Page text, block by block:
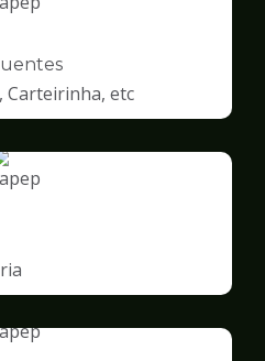
Ilustração
pagina
de
Capep
Carteirinha, etc
Ilustração
Capep
Ilustração